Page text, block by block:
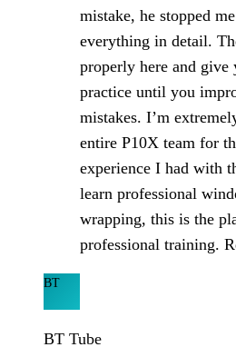
mistake, he stopped
everything in detail.
properly here and give
practice until you
mistakes. I’m
entire P10X team for
experience I had with
learn professional
wrapping, this is the
professional training.
BT
BT Tube